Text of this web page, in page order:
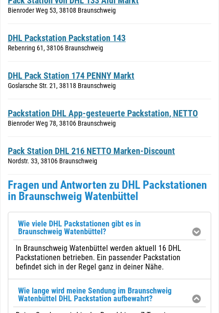
Bienroder Weg 53, 38108 Braunschweig
DHL Packstation Packstation 143
Rebenring 61, 38106 Braunschweig
DHL Pack Station 174 PENNY Markt
Goslarsche Str. 21, 38118 Braunschweig
Packstation DHL App-gesteuerte Packstation, NETTO
Bienroder Weg 78, 38106 Braunschweig
Pack Station DHL 216 NETTO Marken-Discount
Nordstr. 33, 38106 Braunschweig
Fragen und Antworten zu DHL Packstationen
in Braunschweig Watenbüttel
Wie viele DHL Packstationen gibt es in
Braunschweig Watenbüttel?
In Braunschweig Watenbüttel werden aktuell 16 DHL
Packstationen betrieben. Ein passender Packstation
befindet sich in der Regel ganz in deiner Nähe.
Wie lange wird meine Sendung im Braunschweig
Watenbüttel DHL Packstation aufbewahrt?